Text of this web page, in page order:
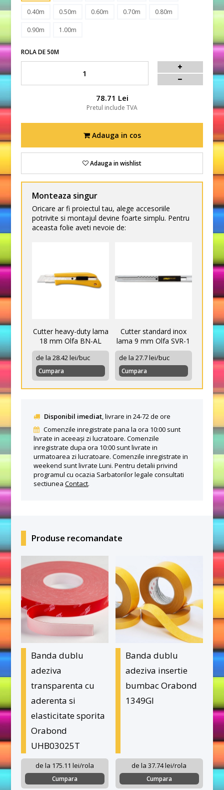
0.40m 0.50m 0.60m 0.70m 0.80m
0.90m 1.00m
ROLA DE 50M
78.71 Lei
Pretul include TVA
Adauga in cos
Adauga in wishlist
Monteaza singur
Oricare ar fi proiectul tau, alege accesoriile
potrivite si montajul devine foarte simplu. Pentru
aceasta folie aveti nevoie de:
Cutter heavy-duty lama
18 mm Olfa BN-AL
de la 28.42 lei/buc
Cumpara
Cutter standard inox
lama 9 mm Olfa SVR-1
de la 27.7 lei/buc
Cumpara
Disponibil imediat, livrare in 24-72 de ore
Comenzile inregistrate pana la ora 10:00 sunt
livrate in aceeași zi lucratoare. Comenzile
inregistrate dupa ora 10:00 sunt livrate in
urmatoarea zi lucratoare. Comenzile inregistrate in
weekend sunt livrate Luni. Pentru detalii privind
programul cu ocazia Sarbatorilor legale consultati
sectiuneaContact.
Produse recomandate
Banda dublu
adeziva
transparenta cu
aderenta si
elasticitate sporita
Orabond
UHB03025T
de la 175.11 lei/rola
Cumpara
Banda dublu
adeziva insertie
bumbac Orabond
1349GI
de la 37.74 lei/rola
Cumpara